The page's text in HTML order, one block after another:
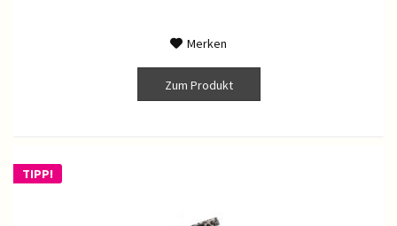
Merken
Zum Produkt
TIPP!